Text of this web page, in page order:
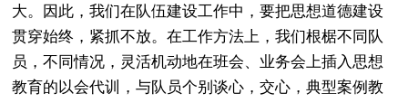
大。因此，我们在队伍建设工作中，要把思想道德建设
贯穿始终，紧抓不放。在工作方法上，我们根椐不同队
员，不同情况，灵活机动地在班会、业务会上插入思想
教育的以会代训，与队员个别谈心，交心，典型案例教